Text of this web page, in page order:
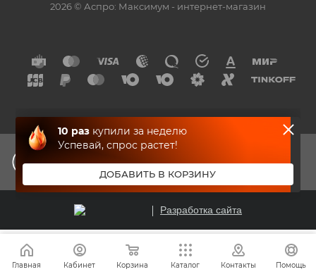
2026 © Аспро: Максимум - интернет-магазин
ЗАПРЕЩЕНО
ДЛЯ ДЕТЕЙ
Разработка сайта
раз
Главная Кабинет Корзина Каталог Контакты Помощь